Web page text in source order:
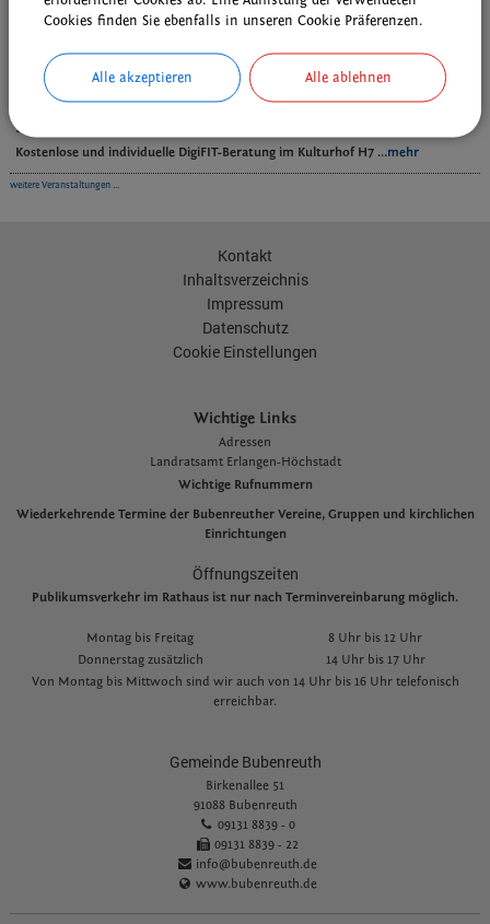
DAV - Wanderung AM-Nord und die Sektion...mehr
Sa 08.08.2026 | 10:30
Grenzfest in unserer Partnerstadt Schönbach/Luby...mehr
Do 13.08.2026 | 09:00
Kostenlose und individuelle DigiFIT-Beratung im Kulturhof H7 ...mehr
weitere Veranstaltungen ...
Kontakt
Inhaltsverzeichnis
Impressum
Datenschutz
Cookie Einstellungen
Wichtige Links
Adressen
Landratsamt Erlangen-Höchstadt
Wichtige Rufnummern
Wiederkehrende Termine der Bubenreuther Vereine, Gruppen und kirchlichen
Einrichtungen
Öffnungszeiten
Publikumsverkehr im Rathaus ist nur nach Terminvereinbarung möglich.
Montag bis Freitag
8 Uhr bis 12 Uhr
Donnerstag zusätzlich
14 Uhr bis 17 Uhr
Von Montag bis Mittwoch sind wir auch von 14 Uhr bis 16 Uhr telefonisch
erreichbar.
Gemeinde Bubenreuth
Birkenallee 51
91088 Bubenreuth
09131 8839 - 0
09131 8839 - 22
info@bubenreuth.de
www.bubenreuth.de
Cookies finden Sie ebenfalls in unseren Cookie Präferenzen.
Alle akzeptieren Alle ablehnen